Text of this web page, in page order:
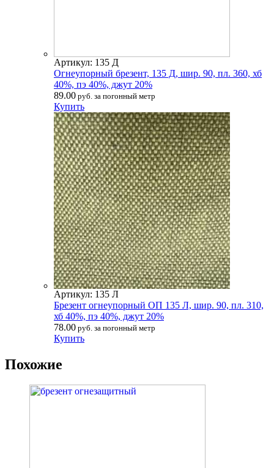
Артикул: 135 Д
Огнеупорный брезент, 135 Д, шир. 90, пл. 360, хб
40%, пэ 40%, джут 20%
89.00 руб. за погонный метр
Купить
Артикул: 135 Л
Брезент огнеупорный ОП 135 Л, шир. 90, пл. 310,
хб 40%, пэ 40%, джут 20%
78.00 руб. за погонный метр
Купить
Похожие